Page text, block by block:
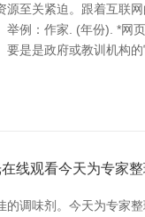
源至关紧迫。跟着互联
举例：作家. (年份). *网
要是是政府或教训机构
线观看今天为专家
调味剂。今天为专家